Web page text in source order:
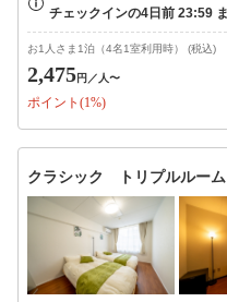
お1人さま1泊（4名1室利用時） (税込)
2,475円 ／人〜
ポイント(1%)
クラシック トリプルルーム